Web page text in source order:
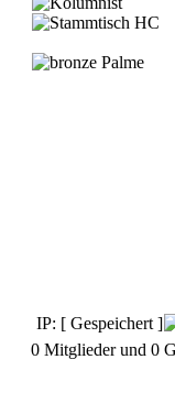
IP: [ Gespeichert ]
0 Mitglieder und 0